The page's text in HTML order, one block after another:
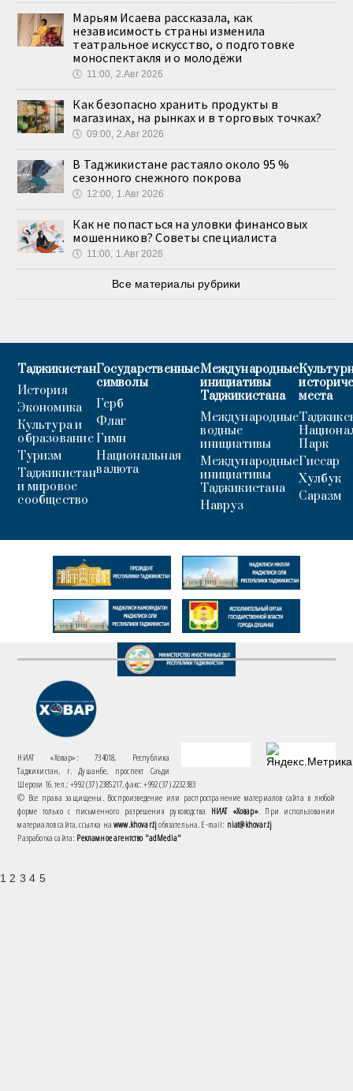
Марьям Исаева рассказала, как
независимость страны изменила
театральное искусство, о подготовке
моноспектакля и о молодёжи
🕔 11:00, 2.Авг 2026
Как безопасно хранить продукты в
магазинах, на рынках и в торговых точках?
🕔 09:00, 2.Авг 2026
В Таджикистане растаяло около 95 %
сезонного снежного покрова
🕔 12:00, 1.Авг 2026
Как не попасться на уловки финансовых
мошенников? Советы специалиста
🕔 11:00, 1.Авг 2026
Все материалы рубрики
Таджикистан
История
Экономика
Культура и
образование
Туризм
Таджикистан
и мировое
сообщество
Государственные
символы
Герб
Флаг
Гимн
Национальная
валюта
Международные
инициативы
Таджикистана
Международные
водные
инициативы
Международные
инициативы
Таджикистана
Навруз
места
Парк
Гиссар
Хулбук
Саразм
НИАТ «Ховар»: 734018, Республика
Таджикистан, г. Душанбе, проспект Саъди
Шерози 16. тел.: +992 (37) 2385217, факс: +992 (37) 2232383
© Все права защищены. Воспроизведение или распространение материалов сайта в любой
форме только с письменного разрешения руководства НИАТ «Ховар». При использовании
материалов сайта, ссылка наwww.khovar.tjобязательна. E-mail: niat@khovar.tj
Разработка сайта: Рекламное агентство "adMedia"
1 2 3 4 5